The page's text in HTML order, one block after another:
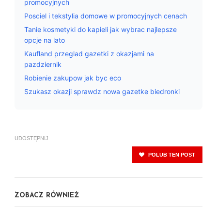
promocyjnych
Posciel i tekstylia domowe w promocyjnych cenach
Tanie kosmetyki do kapieli jak wybrac najlepsze
opcje na lato
Kaufland przeglad gazetki z okazjami na
pazdziernik
Robienie zakupow jak byc eco
Szukasz okazji sprawdz nowa gazetke biedronki
UDOSTĘPNIJ
POLUB TEN POST
ZOBACZ RÓWNIEŻ